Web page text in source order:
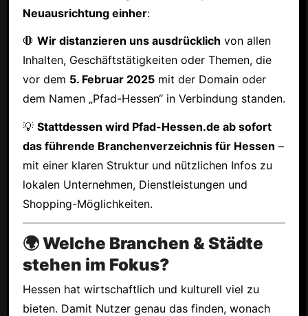
Neuausrichtung einher:
🛑 Wir distanzieren uns ausdrücklich von allen
Inhalten, Geschäftstätigkeiten oder Themen, die
vor dem 5. Februar 2025mit der Domain oder
dem Namen „Pfad-Hessen“ in Verbindung standen.
💡 Stattdessen wird Pfad-Hessen.de ab sofort
das führende Branchenverzeichnis für Hessen –
mit einer klaren Struktur und nützlichen Infos zu
lokalen Unternehmen, Dienstleistungen und
Shopping-Möglichkeiten.
🌍 Welche Branchen & Städte
stehen im Fokus?
Hessen hat wirtschaftlich und kulturell viel zu
bieten. Damit Nutzer genau das finden, wonach